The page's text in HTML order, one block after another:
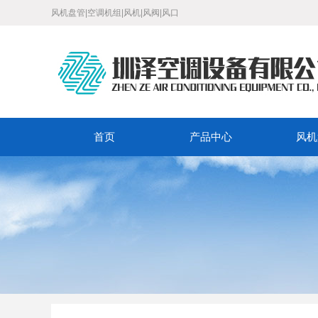
风机盘管|空调机组|风机|风阀|风口
首页 产品中心 风